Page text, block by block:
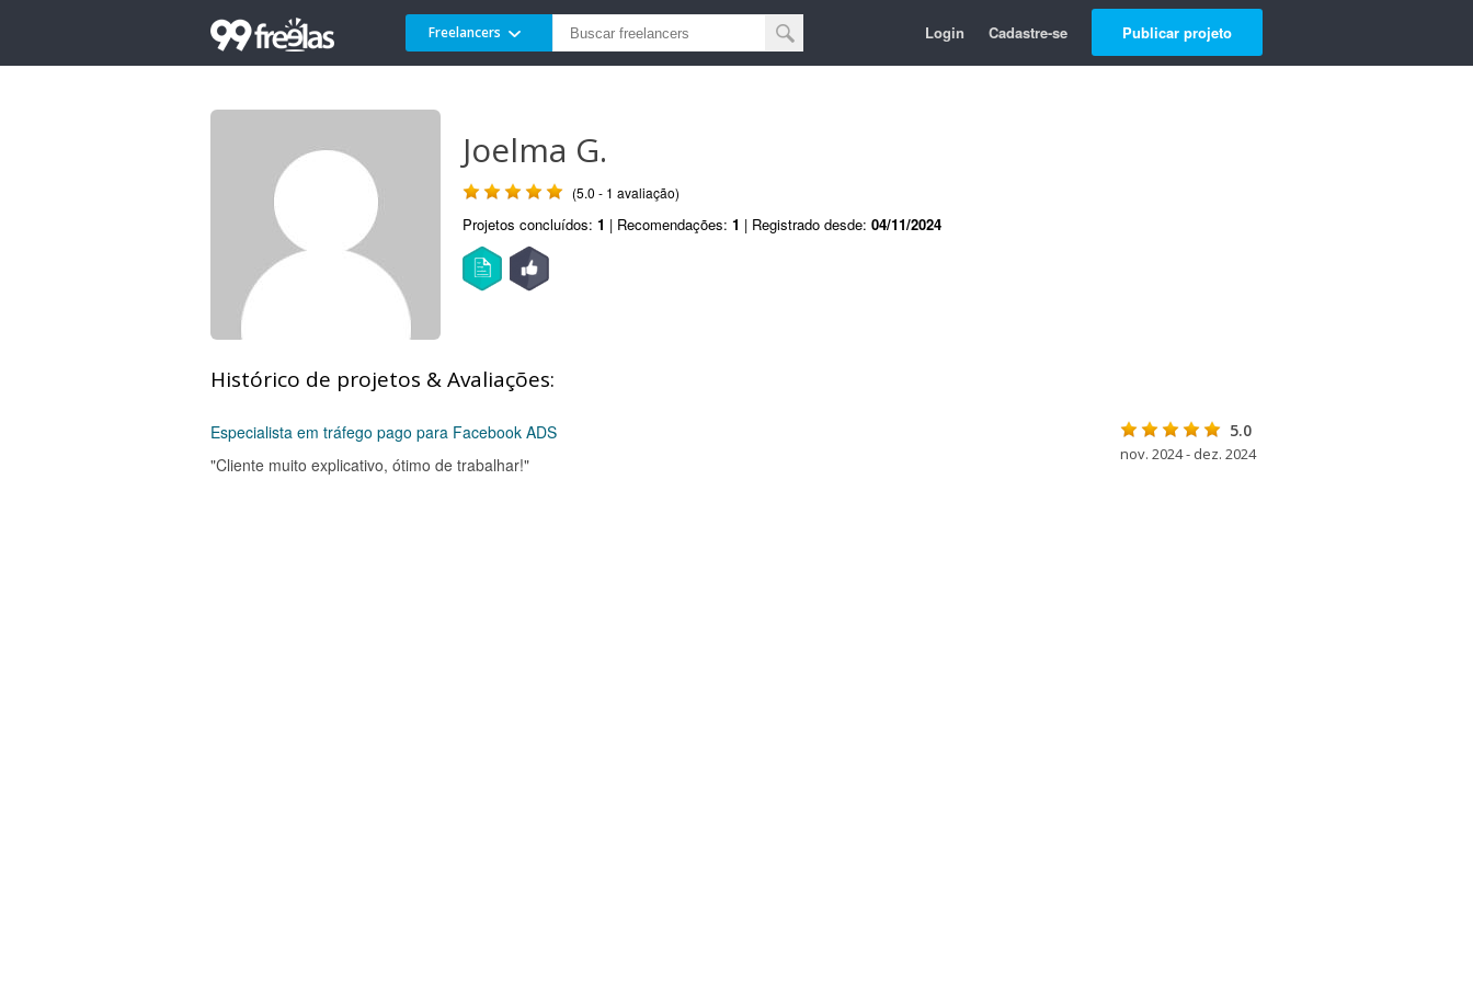
Freelancers Login Cadastre-se Publicar projeto
Joelma G.
(5.0 - 1 avaliação)
Projetos concluídos: 1 | Recomendações: 1 | Registrado desde: 04/11/2024
Histórico de projetos & Avaliações:
Especialista em tráfego pago para Facebook ADS
"Cliente muito explicativo, ótimo de trabalhar!"
5.0
nov. 2024 - dez. 2024